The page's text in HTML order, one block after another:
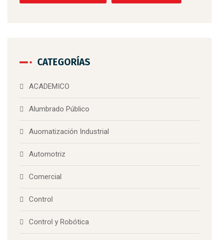
CATEGORÍAS
ACADEMICO
Alumbrado Público
Auomatización Industrial
Automotriz
Comercial
Control
Control y Robótica